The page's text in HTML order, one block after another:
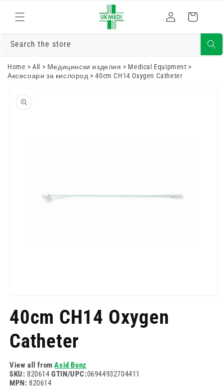
към
съдържанието
Влизам Количка
Search the store
Home >All > Медицински изделия > Medical Equipment >
Аксесоари за кислород >40cm CH14 Oxygen Catheter
информацията
за продукта
1
в
режим
40cm CH14 Oxygen
Catheter
View all fromAsid Bonz
SKU: 820614GTIN/UPC:06944932704411
MPN: 820614